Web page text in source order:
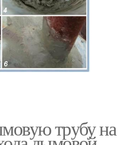
трубу на